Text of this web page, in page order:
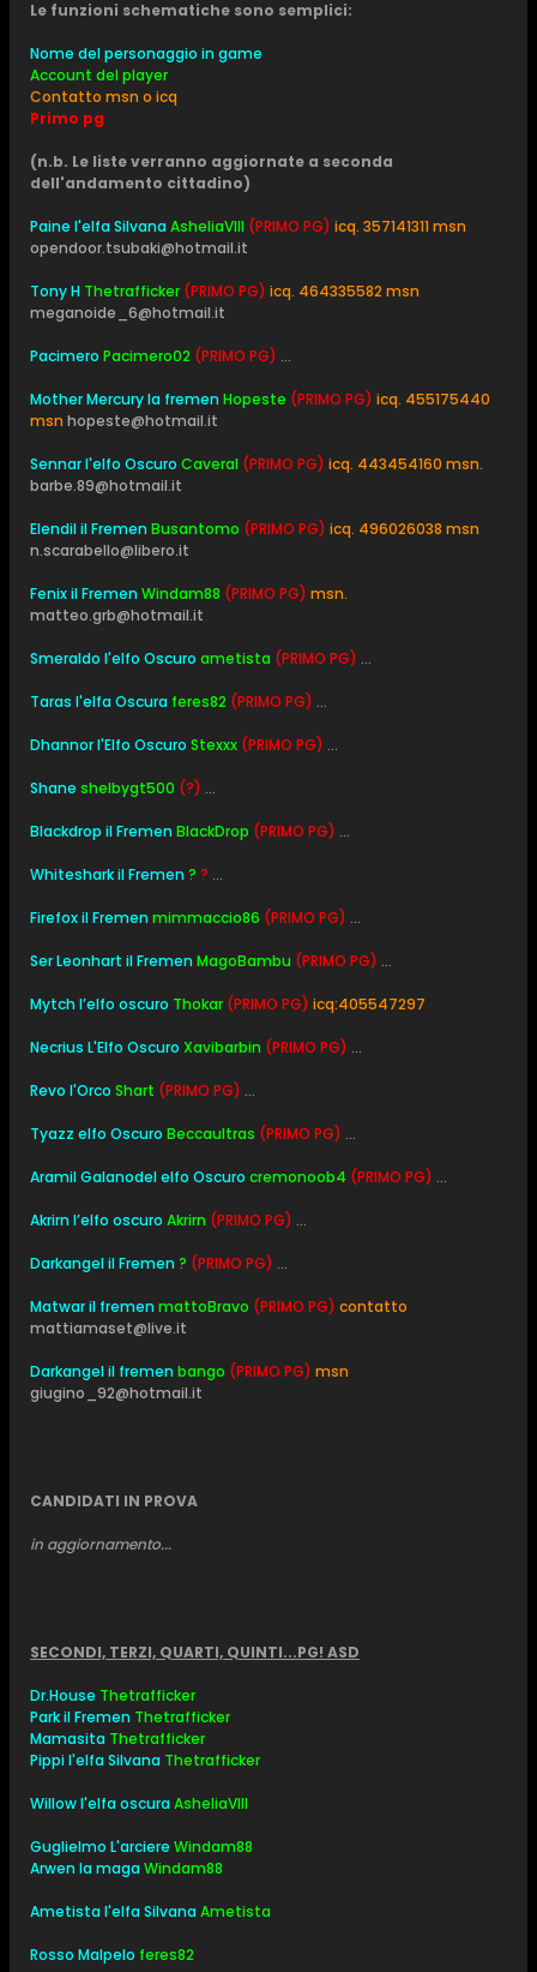
Le funzioni schematiche sono semplici:
Nome del personaggio in game
Account del player
Contatto msn o icq
Primo pg
(n.b. Le liste verranno aggiornate a seconda
dell'andamento cittadino)
Paine l'elfa Silvana AsheliaVIII (PRIMO PG) icq. 357141311 msn
opendoor.tsubaki@hotmail.it
Tony H Thetrafficker (PRIMO PG) icq. 464335582 msn
meganoide_6@hotmail.it
Pacimero Pacimero02 (PRIMO PG) ...
Mother Mercury la fremen Hopeste (PRIMO PG) icq. 455175440
msn hopeste@hotmail.it
Sennar l'elfo Oscuro Caveral (PRIMO PG) icq. 443454160 msn.
barbe.89@hotmail.it
Elendil il Fremen Busantomo (PRIMO PG) icq. 496026038 msn
n.scarabello@libero.it
Fenix il Fremen Windam88 (PRIMO PG) msn.
matteo.grb@hotmail.it
Smeraldo l'elfo Oscuro ametista (PRIMO PG) ...
Taras l'elfa Oscura feres82 (PRIMO PG) ...
Dhannor l'Elfo Oscuro Stexxx (PRIMO PG) ...
Shane shelbygt500 (?) ...
Blackdrop il Fremen BlackDrop (PRIMO PG) ...
Whiteshark il Fremen ? ? ...
Firefox il Fremen mimmaccio86 (PRIMO PG) ...
Ser Leonhart il Fremen MagoBambu (PRIMO PG) ...
Mytch l’elfo oscuro Thokar (PRIMO PG) icq:405547297
Necrius L'Elfo Oscuro Xavibarbin (PRIMO PG) ...
Revo l'Orco Shart (PRIMO PG) ...
Tyazz elfo Oscuro Beccaultras (PRIMO PG) ...
Aramil Galanodel elfo Oscuro cremonoob4 (PRIMO PG) ...
Akrirn l’elfo oscuro Akrirn (PRIMO PG) ...
Darkangel il Fremen ? (PRIMO PG) ...
Matwar il fremen mattoBravo (PRIMO PG) contatto
mattiamaset@live.it
Darkangel il fremen bango (PRIMO PG) msn
giugino_92@hotmail.it
CANDIDATI IN PROVA
in aggiornamento...
SECONDI, TERZI, QUARTI, QUINTI...PG! ASD
Dr.House Thetrafficker
Park il Fremen Thetrafficker
Mamasita Thetrafficker
Pippi l'elfa Silvana Thetrafficker
Willow l'elfa oscura AsheliaVIII
Guglielmo L'arciere Windam88
Arwen la maga Windam88
Ametista l'elfa Silvana Ametista
Rosso Malpelo feres82